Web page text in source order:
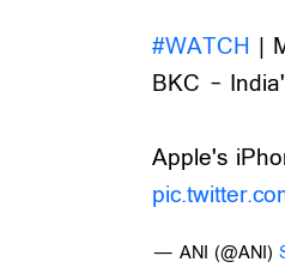
#WATCH |
BKC -
Apple's
— ANI (@ANI)